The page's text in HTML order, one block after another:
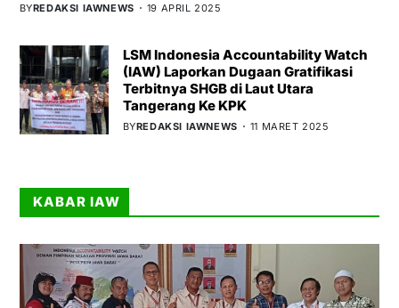
BYREDAKSI IAWNEWS 19 APRIL 2025
LSM Indonesia Accountability Watch
(IAW) Laporkan Dugaan Gratifikasi
Terbitnya SHGB di Laut Utara
Tangerang Ke KPK
BYREDAKSI IAWNEWS 11 MARET 2025
KABAR IAW